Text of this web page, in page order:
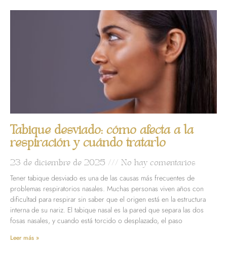
Tabique desviado: cómo afecta a la
respiración y cuándo tratarlo
23 de diciembre de 2025 No hay comentarios
Tener tabique desviado es una de las causas más frecuentes de
problemas respiratorios nasales. Muchas personas viven años con
dificultad para respirar sin saber que el origen está en la estructura
interna de su nariz. El tabique nasal es la pared que separa las dos
fosas nasales, y cuando está torcido o desplazado, el paso
Leer más »